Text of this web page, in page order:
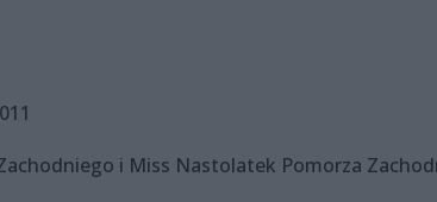
i Miss Nastolatek Pomorza